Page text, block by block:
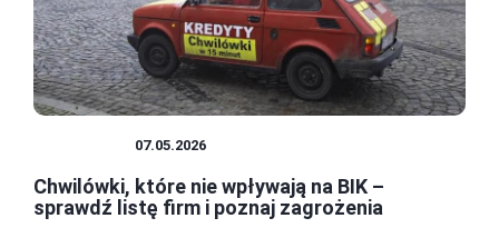
07.05.2026
Chwilówki, które nie wpływają na BIK –
sprawdź listę firm i poznaj zagrożenia